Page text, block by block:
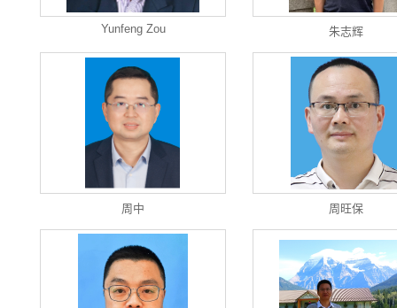
Yunfeng Zou 朱志辉
周中 周旺保